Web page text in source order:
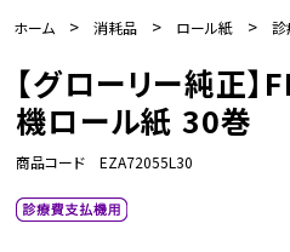
ホーム > 消耗品 > ロール紙 > 診
【グローリー純正
機ロール紙 30巻
商品コード EZA72055L30